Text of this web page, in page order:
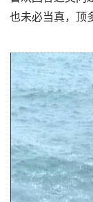
也未必当真，顶